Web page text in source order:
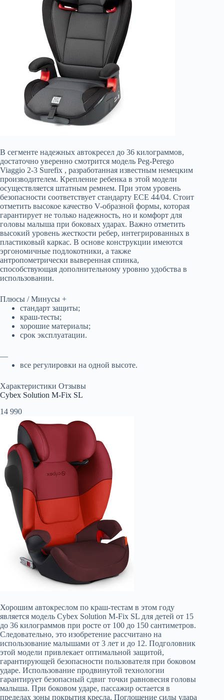
В сегменте надежных автокресел до 36 килограммов,
достаточно уверенно смотрится модель Peg-Perego
Viaggio 2-3 Surefix , разработанная известным немецким
производителем. Крепление ребенка в этой модели
осуществляется штатным ремнем. При этом уровень
безопасности соответствует стандарту ECE 44/04. Стоит
отметить высокое качество V-образной формы, которая
гарантирует не только надежность, но и комфорт для
головы малыша при боковых ударах. Важно отметить
высокий уровень жесткости ребер, интегрированных в
пластиковый каркас. В основе конструкции имеются
эргономичные подлокотники, а также
антропометрически выверенная спинка,
способствующая дополнительному уровню удобства в
использовании.
Плюсы / Минусы +
стандарт защиты;
краш-тесты;
хорошие материалы;
срок эксплуатации.
—
все регулировки на одной высоте.
Характеристики Отзывы
Cybex Solution M-Fix SL
14 990
Хорошим автокреслом по краш-тестам в этом году
является модель Cybex Solution M-Fix SL для детей от 15
до 36 килограммов при росте от 100 до 150 сантиметров.
Следовательно, это изобретение рассчитано на
использование малышами от 3 лет и до 12. Подголовник
этой модели привлекает оптимальной защитой,
гарантирующей безопасности пользователя при боковом
ударе. Использование продвинутой технологии
гарантирует безопасный сдвиг точки равновесия головы
малыша. При боковом ударе, пассажир остается в
пределах зоны покрытия кресла. Поглощение силы удара